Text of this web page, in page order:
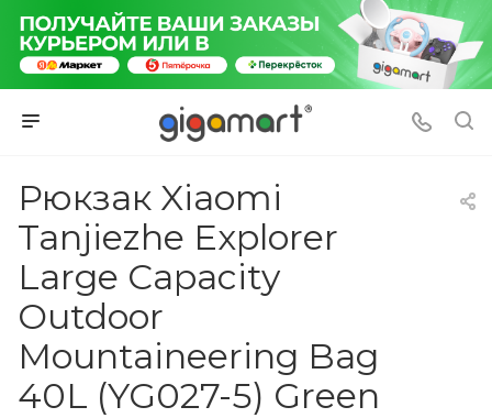
Рюкзак Xiaomi
Tanjiezhe Explorer
Large Capacity
Outdoor
Mountaineering Bag
40L (YG027-5) Green